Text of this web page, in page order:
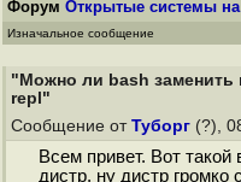
Форум Открытые системы на
Изначальное сообщение
"Можно ли bash заменить
repl"
Сообщение от Туборг (?),
Всем привет. Вот такой
дистр, ну дистр громко